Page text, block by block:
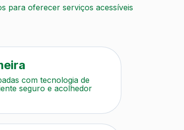
para oferecer serviços acessíveis
com tecnologia de
seguro e acolhedor